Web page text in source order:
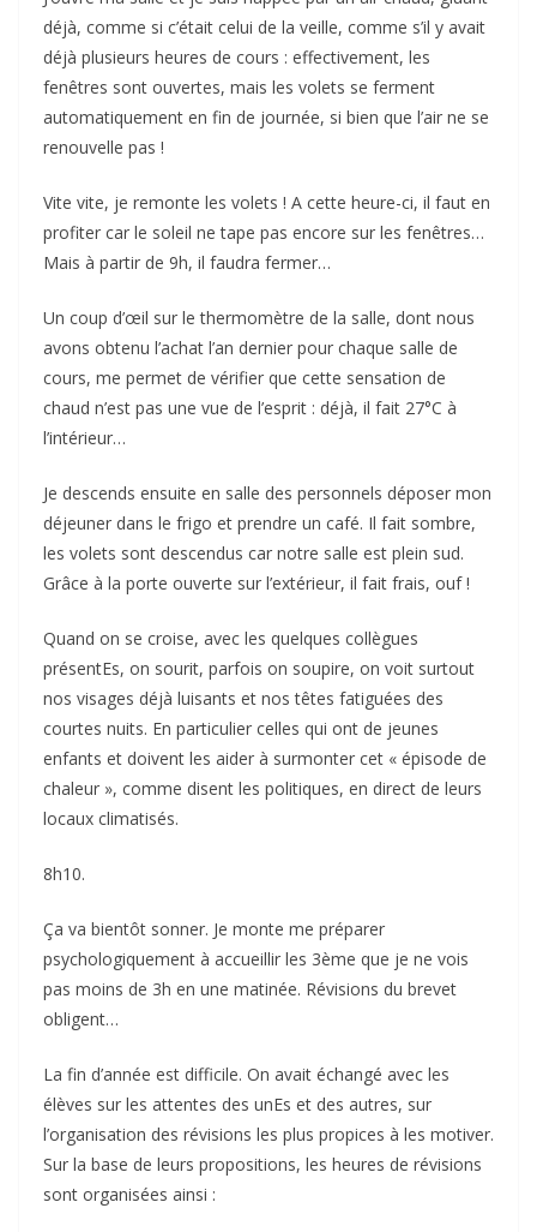
déjà, comme si c’était celui de la veille, comme s’il y avait
déjà plusieurs heures de cours : effectivement, les
fenêtres sont ouvertes, mais les volets se ferment
automatiquement en fin de journée, si bien que l’air ne se
renouvelle pas !
Vite vite, je remonte les volets ! A cette heure-ci, il faut en
profiter car le soleil ne tape pas encore sur les fenêtres…
Mais à partir de 9h, il faudra fermer…
Un coup d’œil sur le thermomètre de la salle, dont nous
avons obtenu l’achat l’an dernier pour chaque salle de
cours, me permet de vérifier que cette sensation de
chaud n’est pas une vue de l’esprit : déjà, il fait 27°C à
l’intérieur…
Je descends ensuite en salle des personnels déposer mon
déjeuner dans le frigo et prendre un café. Il fait sombre,
les volets sont descendus car notre salle est plein sud.
Grâce à la porte ouverte sur l’extérieur, il fait frais, ouf !
Quand on se croise, avec les quelques collègues
présentEs, on sourit, parfois on soupire, on voit surtout
nos visages déjà luisants et nos têtes fatiguées des
courtes nuits. En particulier celles qui ont de jeunes
enfants et doivent les aider à surmonter cet « épisode de
chaleur », comme disent les politiques, en direct de leurs
locaux climatisés.
8h10.
Ça va bientôt sonner. Je monte me préparer
psychologiquement à accueillir les 3ème que je ne vois
pas moins de 3h en une matinée. Révisions du brevet
obligent…
La fin d’année est difficile. On avait échangé avec les
élèves sur les attentes des unEs et des autres, sur
l’organisation des révisions les plus propices à les motiver.
Sur la base de leurs propositions, les heures de révisions
sont organisées ainsi :